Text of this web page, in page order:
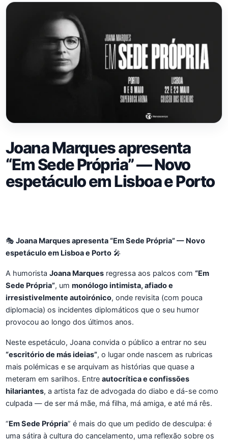
Joana Marques apresenta
“Em Sede Própria” — Novo
espetáculo em Lisboa e Porto
🎭 Joana Marques apresenta “Em Sede Própria” — Novo
espetáculo em Lisboa e Porto 🎤
A humorista Joana Marques regressa aos palcos com “Em
Sede Própria”, um monólogo intimista, afiado e
irresistivelmente autoirónico, onde revisita (com pouca
diplomacia) os incidentes diplomáticos que o seu humor
provocou ao longo dos últimos anos.
Neste espetáculo, Joana convida o público a entrar no seu
“escritório de más ideias”, o lugar onde nascem as rubricas
mais polémicas e se arquivam as histórias que quase a
meteram em sarilhos. Entre autocrítica e confissões
hilariantes, a artista faz de advogada do diabo e dá-se como
culpada — de ser má mãe, má filha, má amiga, e até má rês.
“Em Sede Própria” é mais do que um pedido de desculpa: é
uma sátira à cultura do cancelamento, uma reflexão sobre os